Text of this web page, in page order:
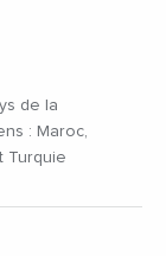
de la
: Maroc,
Turquie